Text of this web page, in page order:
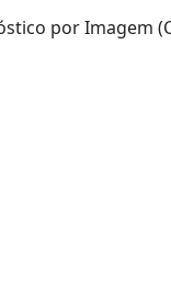
por Imagem